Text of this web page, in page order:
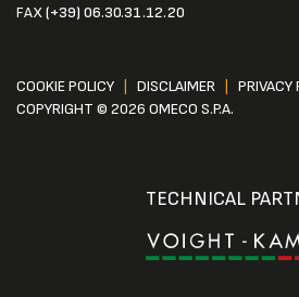
FAX(+39) 06.30.31.12.20
COOKIE POLICY DISCLAIMER
PRIVACY
COPYRIGHT © 2026 OMECO S.P.A.
TECHNICAL